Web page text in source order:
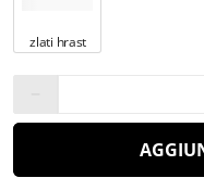
zlati hrast